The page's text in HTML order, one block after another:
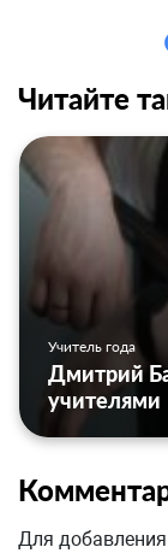
Читайте
Учитель года
Дмитрий
учителями
Для